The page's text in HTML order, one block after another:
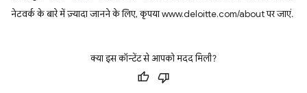
नेटवर्क के बारे में ज़्यादा जानने के लिए, कृपया www.deloitte.com/about पर जाएं.
क्या इस कॉन्टेंट से आपको मदद मिली?